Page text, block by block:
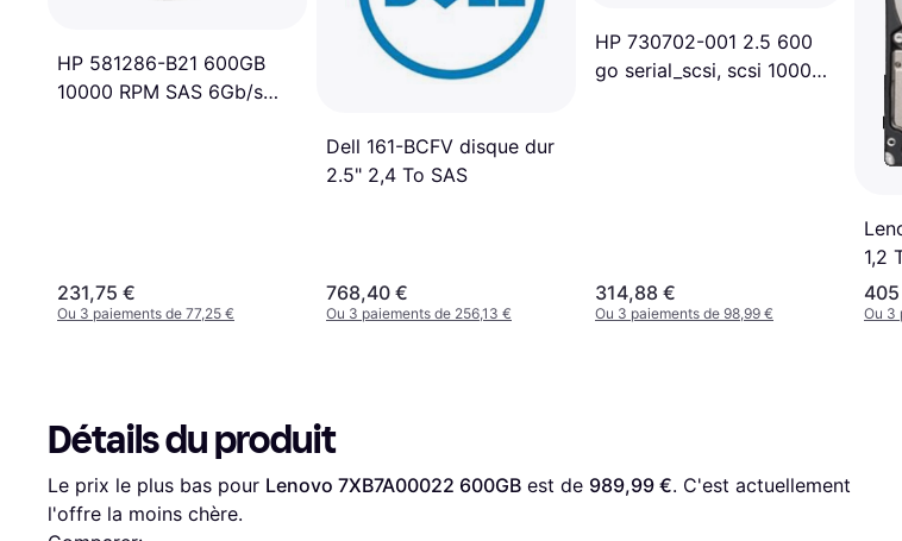
HP 581286-B21 600GB
10000 RPM SAS 6Gb/s
231,75 €
Ou 3 paiements de 77,25 €
Dell 161-BCFV disque dur
2.5" 2,4 To SAS
768,40 €
Ou 3 paiements de 256,13 €
HP 730702-001 2.5 600
go serial_scsi, scsi 10000
314,88 €
Ou 3 paiements de 98,99 €
1,2
Ou 3
Détails du produit
Le prix le plus bas pour Lenovo 7XB7A00022 600GB est de 989,99 €. C'est actuellement
l'offre la moins chère.